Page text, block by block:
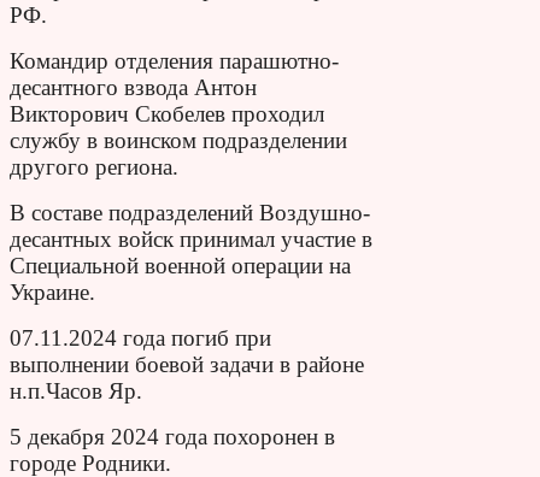
РФ.
Командир отделения парашютно-
десантного взвода Антон
Викторович Скобелев проходил
службу в воинском подразделении
другого региона.
В составе подразделений Воздушно-
десантных войск принимал участие в
Специальной военной операции на
Украине.
07.11.2024 года погиб при
выполнении боевой задачи в районе
н.п.Часов Яр.
5 декабря 2024 года похоронен в
городе Родники.